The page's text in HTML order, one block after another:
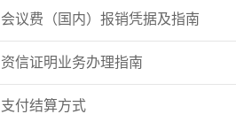
会议费（国内）报销凭据及指南
资信证明业务办理指南
支付结算方式